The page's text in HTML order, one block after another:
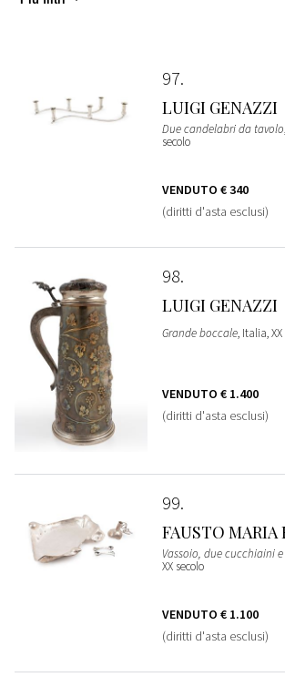
97
LUIGI GENAZZI
Due candelabri da tavolo
secolo
VENDUTO € 340
(diritti d'asta esclusi)
98
LUIGI GENAZZI
Grande boccale, Italia, XX
VENDUTO € 1.400
(diritti d'asta esclusi)
99
FAUSTO MARIA
Vassoio, due cucchiaini
XX secolo
VENDUTO € 1.100
(diritti d'asta esclusi)